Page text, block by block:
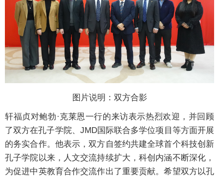
图片说明：双方合影
轩福贞对鲍勃·克莱恩一行的来访表示热烈欢迎，并回顾
了双方在孔子学院、JMD国际联合多学位项目等方面开展
的务实合作。他表示，双方自签约共建全球首个科技创新
孔子学院以来，人文交流持续扩大，科创内涵不断深化，
为促进中英教育合作交流作出了重要贡献。希望双方以孔